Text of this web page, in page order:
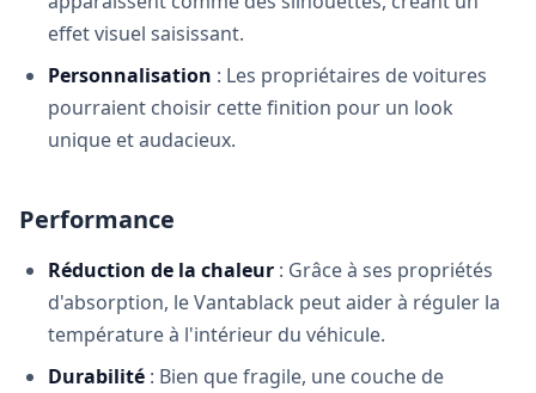
effet visuel saisissant.
Personnalisation : Les propriétaires de voitures
pourraient choisir cette finition pour un look
unique et audacieux.
Performance
Réduction de la chaleur : Grâce à ses propriétés
d'absorption, le Vantablack peut aider à réguler la
température à l'intérieur du véhicule.
Durabilité : Bien que fragile, une couche de